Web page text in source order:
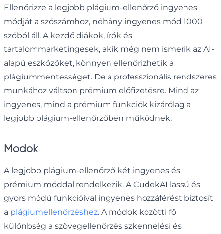
Ellenőrizze a legjobb plágium-ellenőrző ingyenes
módját a szószámhoz, néhány ingyenes mód 1000
szóból áll. A kezdő diákok, írók és
tartalommarketingesek, akik még nem ismerik az AI-
alapú eszközöket, könnyen ellenőrizhetik a
plágiummentességet. De a professzionális rendszeres
munkához váltson prémium előfizetésre. Mind az
ingyenes, mind a prémium funkciók kizárólag a
legjobb plágium-ellenőrzőben működnek.
Módok
A legjobb plágium-ellenőrző két ingyenes és
prémium móddal rendelkezik. A CudekAI lassú és
gyors módú funkcióival ingyenes hozzáférést biztosít
a plágiumellenőrzéshez. A módok közötti fő
különbség a szövegellenőrzés szkennelési és